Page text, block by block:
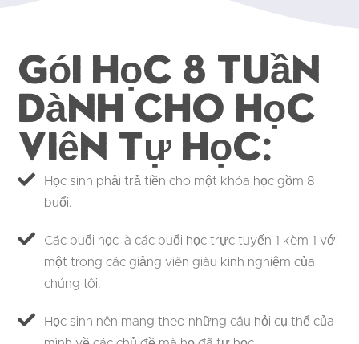
Gói học 8 tuần
dành cho học
viên tự học:
Học sinh phải trả tiền cho một khóa học gồm 8
buổi.
Các buổi học là các buổi học trực tuyến 1 kèm 1 với
một trong các giảng viên giàu kinh nghiệm của
chúng tôi.
Học sinh nên mang theo những câu hỏi cụ thể của